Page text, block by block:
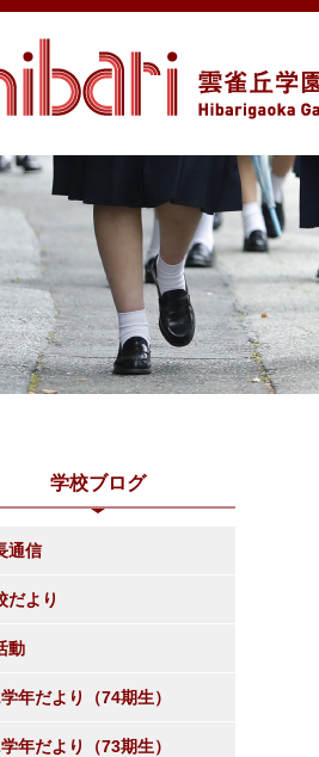
学校ブログ
通信
だより
動
年だより（74期生）
年だより（73期生）